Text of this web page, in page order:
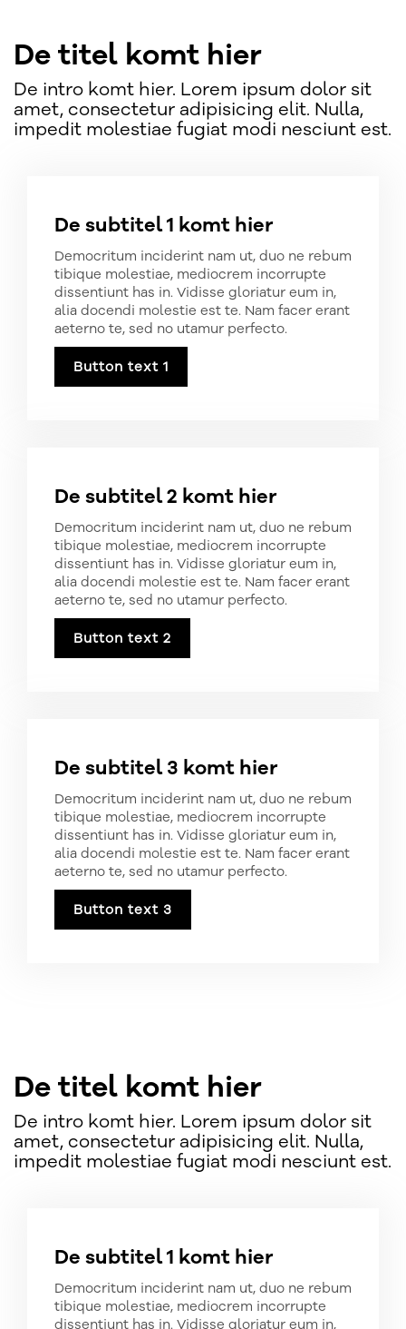
De titel komt hier
De intro komt hier. Lorem ipsum dolor sit
amet, consectetur adipisicing elit. Nulla,
impedit molestiae fugiat modi nesciunt est.
De subtitel 1 komt hier
Democritum inciderint nam ut, duo ne rebum
tibique molestiae, mediocrem incorrupte
dissentiunt has in. Vidisse gloriatur eum in,
alia docendi molestie est te. Nam facer erant
aeterno te, sed no utamur perfecto.
Button text 1
De subtitel 2 komt hier
Democritum inciderint nam ut, duo ne rebum
tibique molestiae, mediocrem incorrupte
dissentiunt has in. Vidisse gloriatur eum in,
alia docendi molestie est te. Nam facer erant
aeterno te, sed no utamur perfecto.
Button text 2
De subtitel 3 komt hier
Democritum inciderint nam ut, duo ne rebum
tibique molestiae, mediocrem incorrupte
dissentiunt has in. Vidisse gloriatur eum in,
alia docendi molestie est te. Nam facer erant
aeterno te, sed no utamur perfecto.
Button text 3
De titel komt hier
De intro komt hier. Lorem ipsum dolor sit
amet, consectetur adipisicing elit. Nulla,
impedit molestiae fugiat modi nesciunt est.
De subtitel 1 komt hier
Democritum inciderint nam ut, duo ne rebum
tibique molestiae, mediocrem incorrupte
dissentiunt has in. Vidisse gloriatur eum in,